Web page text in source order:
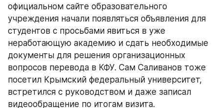
официальном сайте образовательного
учреждения начали появляться объявления для
студентов с просьбами явиться в уже
неработающую академию и сдать необходимые
документы для решения организационных
вопросов перевода в КФУ. Сам Саливанов тоже
посетил Крымский федеральный университет,
встретился с руководством и даже записал
видеообращение по итогам визита.